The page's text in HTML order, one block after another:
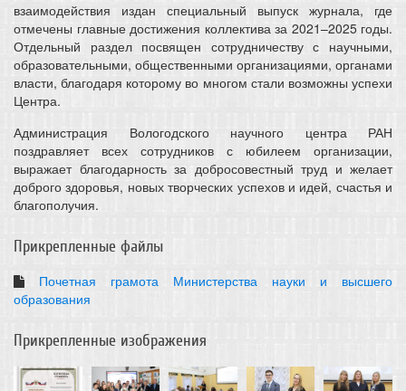
взаимодействия издан специальный выпуск журнала, где
отмечены главные достижения коллектива за 2021–2025 годы.
Отдельный раздел посвящен сотрудничеству с научными,
образовательными, общественными организациями, органами
власти, благодаря которому во многом стали возможны успехи
Центра.
Администрация Вологодского научного центра РАН
поздравляет всех сотрудников с юбилеем организации,
выражает благодарность за добросовестный труд и желает
доброго здоровья, новых творческих успехов и идей, счастья и
благополучия.
Прикрепленные файлы
Почетная грамота Министерства науки и высшего
образования
Прикрепленные изображения